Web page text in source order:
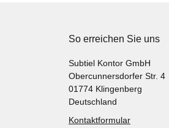
So erreichen Sie uns
Subtiel Kontor GmbH
Obercunnersdorfer Str. 4
01774 Klingenberg
Deutschland
Kontaktformular